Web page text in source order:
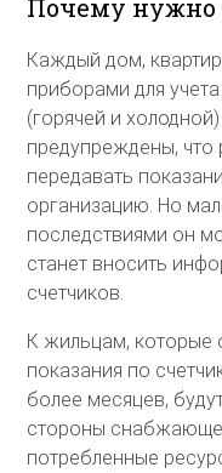
Почему нужно
Каждый дом,
приборами для
(горячей и
предупреждены, что
передавать
организацию. Но
последствиями он
станет вносить
счетчиков.
К жильцам, которые
показания по
более месяцев,
стороны
потребленные